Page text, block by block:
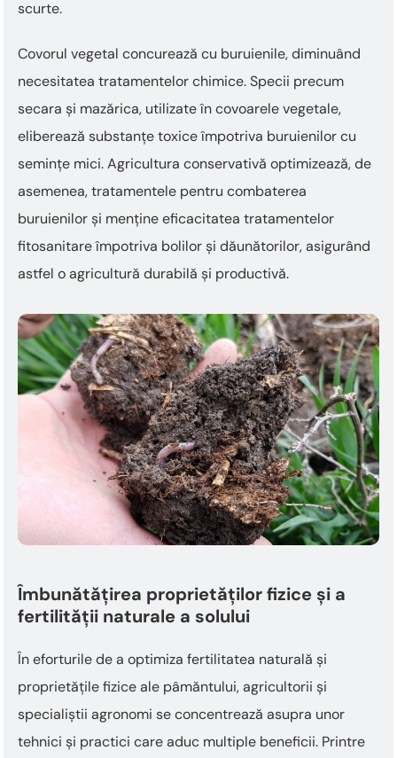
scurte.
Covorul vegetal concurează cu buruienile, diminuând
necesitatea tratamentelor chimice. Specii precum
secara și mazărica, utilizate în covoarele vegetale,
eliberează substanțe toxice împotriva buruienilor cu
semințe mici. Agricultura conservativă optimizează, de
asemenea, tratamentele pentru combaterea
buruienilor și menține eficacitatea tratamentelor
fitosanitare împotriva bolilor și dăunătorilor, asigurând
astfel o agricultură durabilă și productivă.
Îmbunătățirea proprietăților fizice și a
fertilității naturale a solului
În eforturile de a optimiza fertilitatea naturală și
proprietățile fizice ale pâmăntului, agricultorii și
specialiștii agronomi se concentrează asupra unor
tehnici și practici care aduc multiple beneficii. Printre